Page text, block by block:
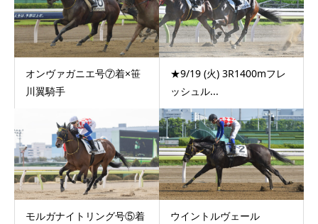
オンヴァガニエ号⑦着×笹
川翼騎手
★9/19 (火) 3R1400mフレ
ッシュル...
モルガナイトリング号⑤着
ウイントルヴェール